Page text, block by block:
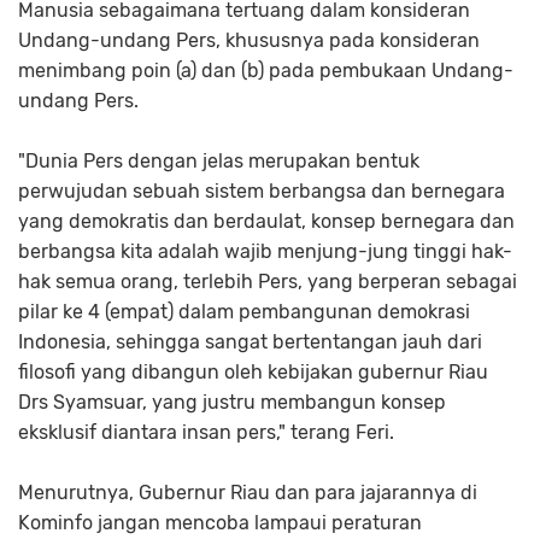
Manusia sebagaimana tertuang dalam konsideran
Undang-undang Pers, khususnya pada konsideran
menimbang poin (a) dan (b) pada pembukaan Undang-
undang Pers.
"Dunia Pers dengan jelas merupakan bentuk
perwujudan sebuah sistem berbangsa dan bernegara
yang demokratis dan berdaulat, konsep bernegara dan
berbangsa kita adalah wajib menjung-jung tinggi hak-
hak semua orang, terlebih Pers, yang berperan sebagai
pilar ke 4 (empat) dalam pembangunan demokrasi
Indonesia, sehingga sangat bertentangan jauh dari
filosofi yang dibangun oleh kebijakan gubernur Riau
Drs Syamsuar, yang justru membangun konsep
eksklusif diantara insan pers," terang Feri.
Menurutnya, Gubernur Riau dan para jajarannya di
Kominfo jangan mencoba lampaui peraturan